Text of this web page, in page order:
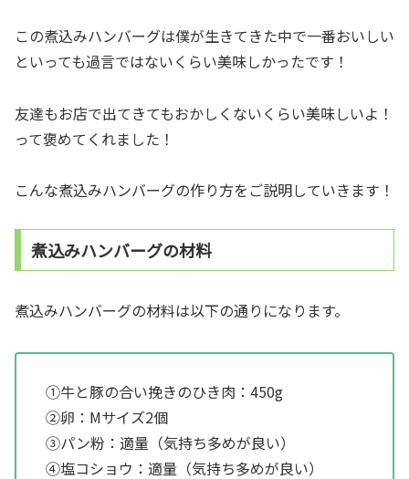
この煮込みハンバーグは僕が生きてきた中で一番おいしい
といっても過言ではないくらい美味しかったです！
友達もお店で出てきてもおかしくないくらい美味しいよ！
って褒めてくれました！
こんな煮込みハンバーグの作り方をご説明していきます！
煮込みハンバーグの材料
煮込みハンバーグの材料は以下の通りになります。
①牛と豚の合い挽きのひき肉：450g
②卵：Mサイズ2個
③パン粉：適量（気持ち多めが良い）
④塩コショウ：適量（気持ち多めが良い）